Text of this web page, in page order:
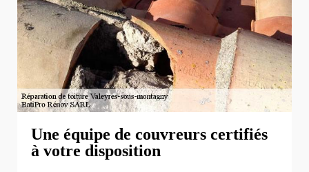
Une équipe de couvreurs certifiés
à votre disposition